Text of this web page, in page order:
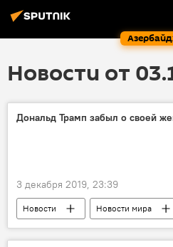
Новости от
Дональд Трамп забыл о своей
3 декабря 2019, 23:39
Новости Новости мира
Дональд Трамп
Жена